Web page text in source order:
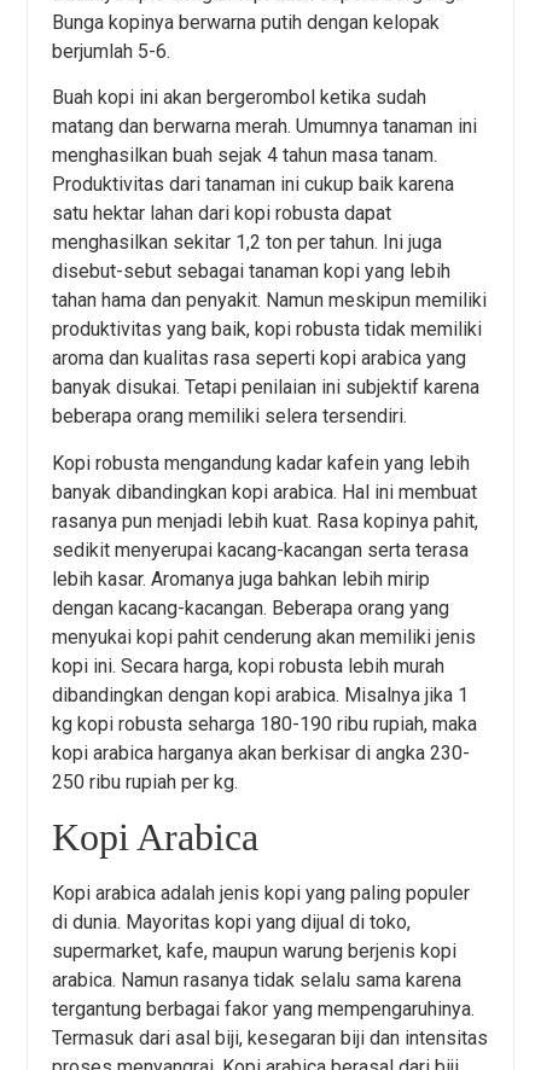
Bunga kopinya berwarna putih dengan kelopak
berjumlah 5-6.
Buah kopi ini akan bergerombol ketika sudah
matang dan berwarna merah. Umumnya tanaman ini
menghasilkan buah sejak 4 tahun masa tanam.
Produktivitas dari tanaman ini cukup baik karena
satu hektar lahan dari kopi robusta dapat
menghasilkan sekitar 1,2 ton per tahun. Ini juga
disebut-sebut sebagai tanaman kopi yang lebih
tahan hama dan penyakit. Namun meskipun memiliki
produktivitas yang baik, kopi robusta tidak memiliki
aroma dan kualitas rasa seperti kopi arabica yang
banyak disukai. Tetapi penilaian ini subjektif karena
beberapa orang memiliki selera tersendiri.
Kopi robusta mengandung kadar kafein yang lebih
banyak dibandingkan kopi arabica. Hal ini membuat
rasanya pun menjadi lebih kuat. Rasa kopinya pahit,
sedikit menyerupai kacang-kacangan serta terasa
lebih kasar. Aromanya juga bahkan lebih mirip
dengan kacang-kacangan. Beberapa orang yang
menyukai kopi pahit cenderung akan memiliki jenis
kopi ini. Secara harga, kopi robusta lebih murah
dibandingkan dengan kopi arabica. Misalnya jika 1
kg kopi robusta seharga 180-190 ribu rupiah, maka
kopi arabica harganya akan berkisar di angka 230-
250 ribu rupiah per kg.
Kopi Arabica
Kopi arabica adalah jenis kopi yang paling populer
di dunia. Mayoritas kopi yang dijual di toko,
supermarket, kafe, maupun warung berjenis kopi
arabica. Namun rasanya tidak selalu sama karena
tergantung berbagai fakor yang mempengaruhinya.
Termasuk dari asal biji, kesegaran biji dan intensitas